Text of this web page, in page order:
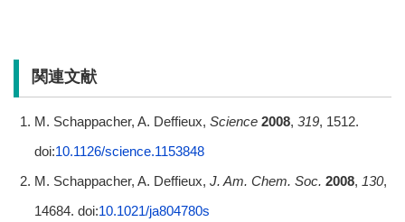
関連文献
M. Schappacher, A. Deffieux, Science 2008, 319, 1512.
doi:10.1126/science.1153848
M. Schappacher, A. Deffieux, J. Am. Chem. Soc. 2008, 130,
14684. doi:10.1021/ja804780s